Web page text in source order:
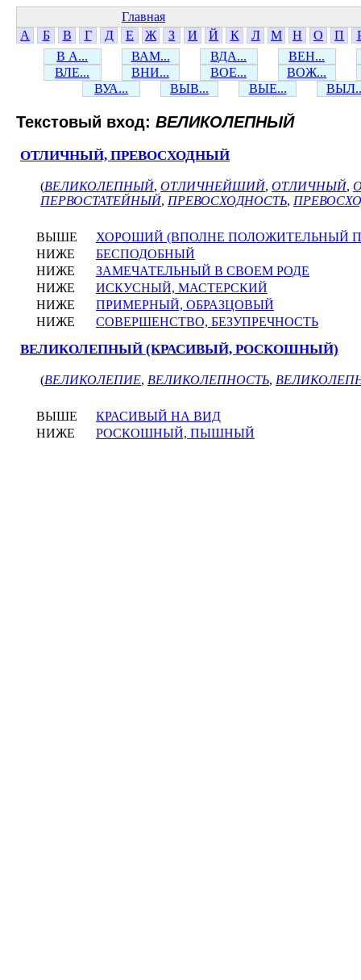
Главная
А
Б В Г Д Е Ж З И Й К Л М Н О П
В А...
ВАМ... ВДА...
ВЕН...
ВЛЕ...
ВНИ... ВОЕ...
ВОЖ...
ВУА...
ВЫВ... ВЫЕ...
Текстовый вход: ВЕЛИКОЛЕПНЫЙ
ОТЛИЧНЫЙ, ПРЕВОСХОДНЫЙ
(ВЕЛИКОЛЕПНЫЙ, ОТЛИЧНЕЙШИЙ, ОТЛИЧНЫЙ,
ПЕРВОСТАТЕЙНЫЙ, ПРЕВОСХОДНОСТЬ,
ВЫШЕ
ХОРОШИЙ (ВПОЛНЕ ПОЛОЖИТЕЛЬНЫЙ
НИЖЕ
БЕСПОДОБНЫЙ
НИЖЕ
ЗАМЕЧАТЕЛЬНЫЙ В СВОЕМ РОДЕ
НИЖЕ
ИСКУСНЫЙ, МАСТЕРСКИЙ
НИЖЕ
ПРИМЕРНЫЙ, ОБРАЗЦОВЫЙ
НИЖЕ
СОВЕРШЕНСТВО, БЕЗУПРЕЧНОСТЬ
ВЕЛИКОЛЕПНЫЙ (КРАСИВЫЙ, РОСКОШНЫЙ)
(ВЕЛИКОЛЕПИЕ, ВЕЛИКОЛЕПНОСТЬ,
ВЫШЕ
КРАСИВЫЙ НА ВИД
НИЖЕ
РОСКОШНЫЙ, ПЫШНЫЙ